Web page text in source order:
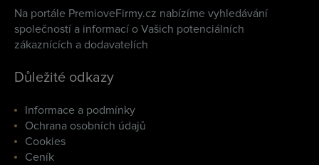
Na portále PremioveFirmy.cz nabízíme vyhledávání
společností a informací o Vašich potenciálních
zákaznících a dodavatelích
Důležité odkazy
Informace a podmínky
Ochrana osobních údajů
Cookies
Ceník